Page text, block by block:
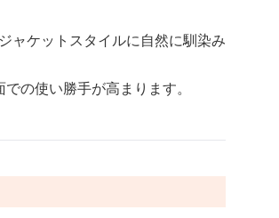
ャケットスタイルに自然に馴染み
の使い勝手が高まります。